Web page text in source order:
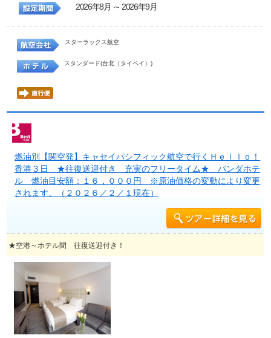
2026年8月 ～ 2026年9月
スターラックス航空
スタンダード(台北（タイペイ）)
燃油別【関空発】キャセイパシフィック航空で行くＨｅｌｌｏ！
香港３日 ★往復送迎付き 充実のフリータイム★ パンダホテ
ル 燃油目安額：１６，０００円 ※原油価格の変動により変更
されます。（２０２６／２／１現在）
★空港～ホテル間 往復送迎付き！